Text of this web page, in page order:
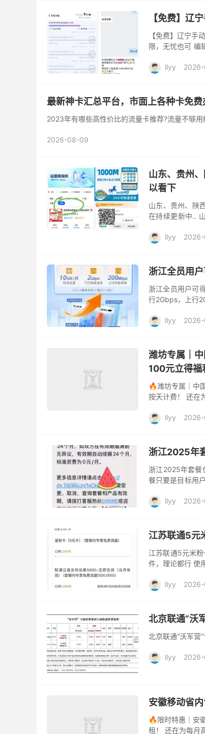
【免费】辽
【免费】辽宁手
限，无忧也可 编
llyy
最新神卡汇总平台，市面上各种卡免费
2023年有哪些高性价比的流量卡推荐?流量不够用
2026-08-09
山东、贵州
以看下
山东、贵州、陕
在持续更新中..
llyy
浙江全员用
浙江全员用户可
行2Gbps，上行
llyy
潍坊专属｜
100元立得福
🔥潍坊专属｜中
按天计费！ 还在
llyy
浙江2025年
浙江2025年套餐
餐只要是目标用
llyy
江苏联通5元
江苏联通5元米
件，理论都行 使
llyy
北京联通“沃
北京联通“沃军营
llyy
安徽移动省
🔥限时特惠｜安
租！ 还在为每月